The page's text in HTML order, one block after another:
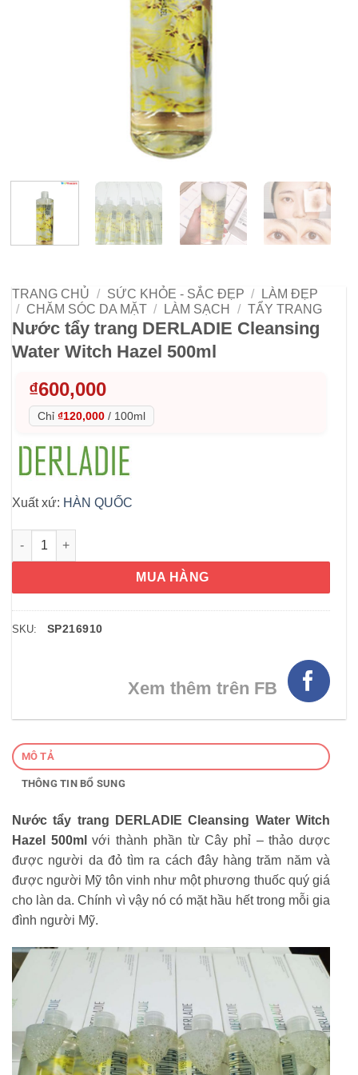
TRANG CHỦ / SỨC KHỎE - SẮC ĐẸP /
LÀM ĐẸP
/
CHĂM SÓC DA MẶT / LÀM SẠCH / TẨY TRANG
Nước tẩy trang DERLADIE Cleansing
Water Witch Hazel 500ml
₫600,000
Chỉ ₫120,000 / 100ml
Xuất xứ: HÀN QUỐC
Nước tẩy trang DERLADIE Cleansing Water Witch Hazel 500ml
MUA HÀNG
SKU: SP216910
Xem thêm trên FB
MÔ TẢ
THÔNG TIN BỔ SUNG
Nước tẩy trang DERLADIE Cleansing Water Witch
Hazel 500mlvới thành phần từ Cây phỉ – thảo dược
được người da đỏ tìm ra cách đây hàng trăm năm và
được người Mỹ tôn vinh như một phương thuốc quý giá
cho làn da. Chính vì vậy nó có mặt hầu hết trong mỗi gia
đình người Mỹ.